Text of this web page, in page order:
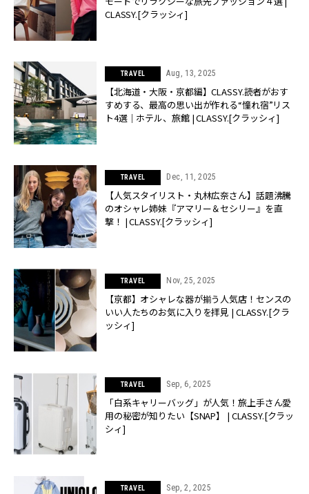
CLASSY.[クラッシィ]
TRAVEL Aug, 13, 2025
【北海道・大阪・京都編】CLASSY.読者がおす
すめする、最高の思い出が作れる“憧れ宿”リス
ト4選｜ホテル、旅館 | CLASSY.[クラッシィ]
TRAVEL Dec, 11, 2025
【人気スタイリスト・丸林広奈さん】話題沸騰
のオシャレ姉妹『アマリー＆セシリー』を直
撃！ | CLASSY.[クラッシィ]
TRAVEL Nov, 25, 2025
【京都】オシャレな器が揃う人気店！センスの
いい人たちのお気に入りを拝見 | CLASSY.[クラ
ッシィ]
TRAVEL Sep, 6, 2025
「白系キャリーバッグ」が人気！旅上手さん愛
用の秘密が知りたい【SNAP】 | CLASSY.[クラッ
シィ]
TRAVEL Sep, 2, 2025